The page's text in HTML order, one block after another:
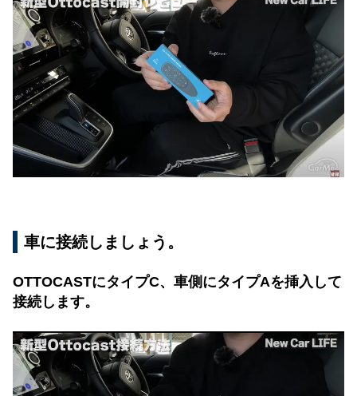
車に接続しましょう。
OTTOCASTにタイプC、車側にタイプAを挿入して
接続します。